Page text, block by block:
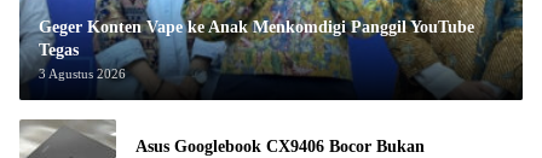
Geger Konten Vape ke Anak Menkomdigi Panggil YouTube
Tegas
3 Agustus 2026
Asus Googlebook CX9406 Bocor Bukan